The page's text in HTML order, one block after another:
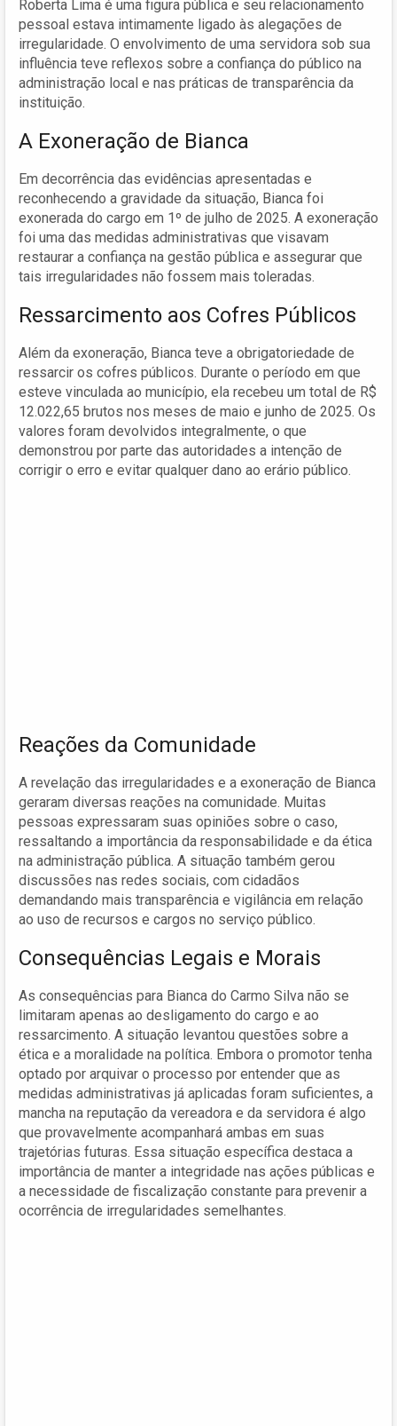
Roberta Lima é uma figura pública e seu relacionamento
pessoal estava intimamente ligado às alegações de
irregularidade. O envolvimento de uma servidora sob sua
influência teve reflexos sobre a confiança do público na
administração local e nas práticas de transparência da
instituição.
A Exoneração de Bianca
Em decorrência das evidências apresentadas e
reconhecendo a gravidade da situação, Bianca foi
exonerada do cargo em 1º de julho de 2025. A exoneração
foi uma das medidas administrativas que visavam
restaurar a confiança na gestão pública e assegurar que
tais irregularidades não fossem mais toleradas.
Ressarcimento aos Cofres Públicos
Além da exoneração, Bianca teve a obrigatoriedade de
ressarcir os cofres públicos. Durante o período em que
esteve vinculada ao município, ela recebeu um total de R$
12.022,65 brutos nos meses de maio e junho de 2025. Os
valores foram devolvidos integralmente, o que
demonstrou por parte das autoridades a intenção de
corrigir o erro e evitar qualquer dano ao erário público.
Reações da Comunidade
A revelação das irregularidades e a exoneração de Bianca
geraram diversas reações na comunidade. Muitas
pessoas expressaram suas opiniões sobre o caso,
ressaltando a importância da responsabilidade e da ética
na administração pública. A situação também gerou
discussões nas redes sociais, com cidadãos
demandando mais transparência e vigilância em relação
ao uso de recursos e cargos no serviço público.
Consequências Legais e Morais
As consequências para Bianca do Carmo Silva não se
limitaram apenas ao desligamento do cargo e ao
ressarcimento. A situação levantou questões sobre a
ética e a moralidade na política. Embora o promotor tenha
optado por arquivar o processo por entender que as
medidas administrativas já aplicadas foram suficientes, a
mancha na reputação da vereadora e da servidora é algo
que provavelmente acompanhará ambas em suas
trajetórias futuras. Essa situação específica destaca a
importância de manter a integridade nas ações públicas e
a necessidade de fiscalização constante para prevenir a
ocorrência de irregularidades semelhantes.